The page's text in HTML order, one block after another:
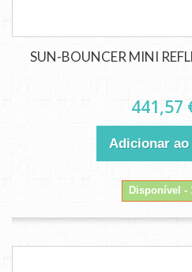
SUN-BOUNCER MINI
441,57
Adicionar
Disponível -